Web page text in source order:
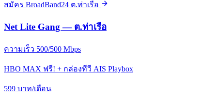
สมัคร BroadBand24 ต.ท่าเรือ
Net Lite Gang — ต.ท่าเรือ
ความเร็ว 500/500 Mbps
HBO MAX ฟรี! + กล่องทีวี AIS Playbox
599 บาท/เดือน